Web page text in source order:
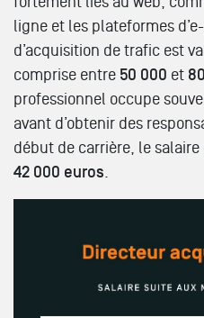
ligne et les plateformes
d’acquisition de trafic est
comprise entre 50 000 et
professionnel occupe
avant d’obtenir des
début de carrière, le
42 000 euros